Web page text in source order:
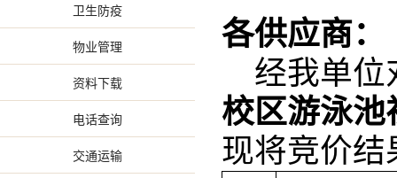
卫生防疫
物业管理
资料下载
电话查询
交通运输
各供应商：
经我单位
校区游泳池
现将竞价结